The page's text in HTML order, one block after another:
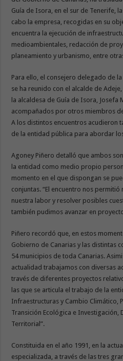
Guía de Isora, en el sur de Tenerife,
cabo la empresa, recogidas en su
encuentra la ejecución de
medioambientales, redacción de
planeamiento y urbanismo, entre
Para ello, el consejero delegado de
se ha reunido con el alcalde de
la alcaldesa de Guía de Isora, Josefa
acompañados por otros miembros
A los distintos encuentros acudieron
de la entidad pública para abordar
Agoney Piñero detalló que ambos
la entidad como medio propio
momento en el que dispongan se
conjuntas. “El encuentro nos
nuestra labor y resolver posibles
también pudimos avanzar en
Piñero recordó que, en estos
Gobierno de Canarias y las distintas
54 municipios de toda Canarias.
actualidad trabajamos con diversas
través de diferentes proyectos
las que se articula el trabajo de la
Infraestructuras y Cambio Climático,
Transición Ecológica e Investigación,
Territorial”.
Constituida en el año 1991, en la
especializada, a través de las tres